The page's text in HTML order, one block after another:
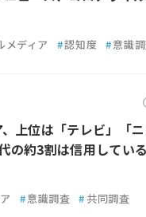
メディア #認知度 #意識
上位は「テレビ」「
の約3割は信用してい
#意識調査 # 共同調査